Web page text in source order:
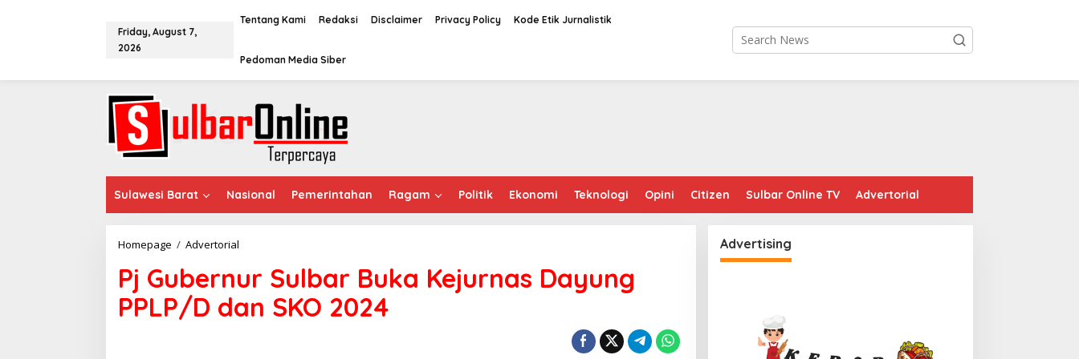
o
Friday, August 7,
2026
Tentang Kami Redaksi Disclaimer Privacy Policy Kode Etik Jurnalistik
Pedoman Media Siber
Sulawesi Barat Nasional Pemerintahan Ragam Politik Ekonomi Teknologi Opini Citizen Sulbar Online TV Advertorial
Homepage / Advertorial
G
u
b
e
Pj Gubernur Sulbar Buka Kejurnas Dayung
PPLP/D dan SKO 2024
Advertising